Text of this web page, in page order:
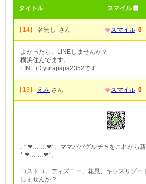
タイトル スマイル
【14】 名無し さん スマイル 0
よかったら、LINEしませんか？
横浜住んでます。
LINE iD yurapapa2352です
【13】 えみ さん スマイル 0
｡* ❤︎… …❤︎*。ママパパグルチャをこれから新
* ❤︎… …❤︎*。
コストコ、ディズニー、花見、キッズリゾ
しませんか？